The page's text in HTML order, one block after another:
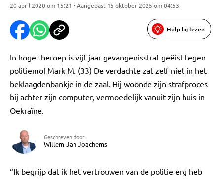
20 april 2020 om 15:21 • Aangepast 15 oktober 2025 om 04:53
Hulp bij lezen
In hoger beroep is vijf jaar gevangenisstraf geëist tegen
politiemol Mark M. (33) De verdachte zat zelf niet in het
beklaagdenbankje in de zaal. Hij woonde zijn strafproces
bij achter zijn computer, vermoedelijk vanuit zijn huis in
Oekraïne.
Geschreven door
Willem-Jan Joachems
“Ik begrijp dat ik het vertrouwen van de politie erg heb